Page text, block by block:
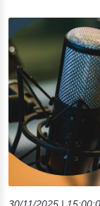
30/11/2025 |